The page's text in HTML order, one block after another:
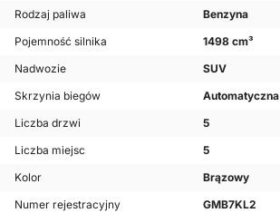
Rodzaj paliwa
Benzyna
Pojemność silnika
1498 cm³
Nadwozie
SUV
Skrzynia biegów
Automatyczna
Liczba drzwi
5
Liczba miejsc
5
Kolor
Brązowy
Numer rejestracyjny
GMB7KL2